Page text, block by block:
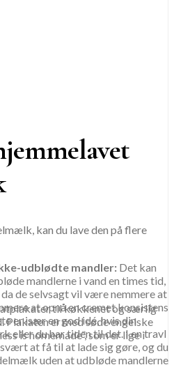
til køkkenet og særlig
Plakaten er med søde engelske
is homemade”, som er lige i
kan du lave den på flere
udblødte mandler: Det kan
mandlerne i vand en times tid,
de selvsagt vil være nemmere at
at opnå en cremet konsistens
er især en god idé, hvis din
eller du har tiden til det. I en travl
at få til at lade sig gøre, og du
uden at udbløde mandlerne